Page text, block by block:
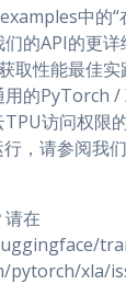
中的“
的API的更
取性能最佳
的PyTorch /
访问权限
，请参阅我
在
xla/